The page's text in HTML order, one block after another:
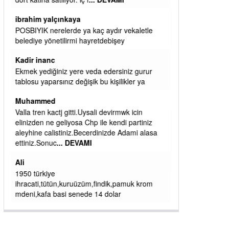
başkanım seni belediye başkanlığında da
görmek isteriz senin ereyliye katkın çok oldu
daha da olacaktır
ibrahim yalçınkaya
qaasvalt kansorejen madde mahalle aralarında
asvalt döke döke kaldırımlar ana yoldan
basacak ma
ibrahim yalçınkaya
kemer mezarlık altı CİĞİRLİK deniz kenarına
giden yola gelin EREĞLİ BELEDİYESİ o
CÖBEKOĞLU
ibogemici
yaz geldi layyy layyy layy lom festivalleri
diyoruz ağacum yaz konserleri diyor